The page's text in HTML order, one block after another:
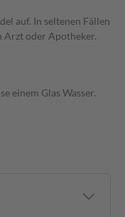
auf. In seltenen Fällen
Arzt oder Apotheker.
einem Glas Wasser.